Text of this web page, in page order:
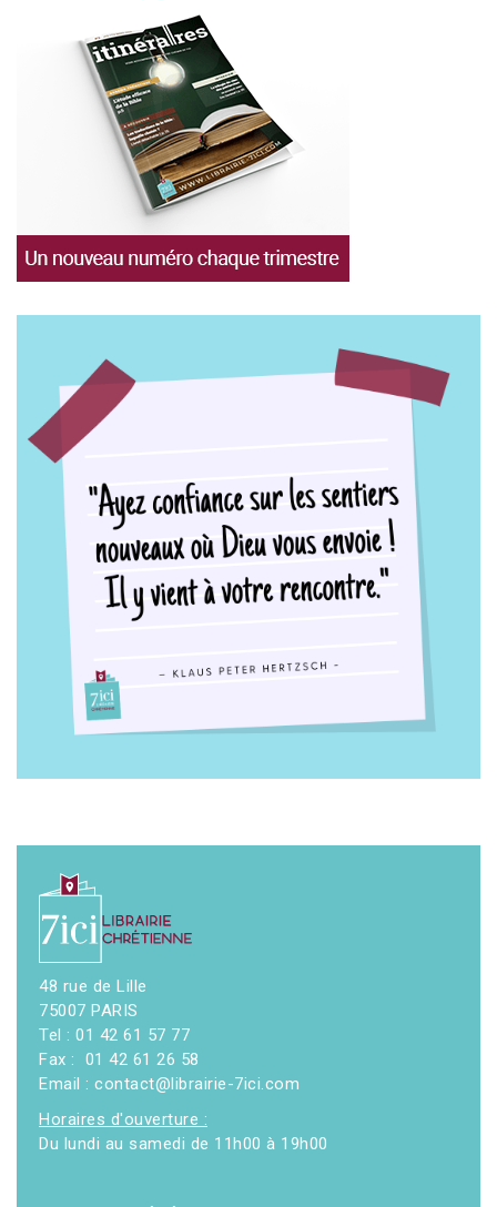
48 rue de Lille
75007 PARIS
Tel : 01 42 61 57 77
Fax : 01 42 61 26 58
Email : contact@librairie-7ici.com
Horaires d'ouverture :
Du lundi au samedi de 11h00 à 19h00